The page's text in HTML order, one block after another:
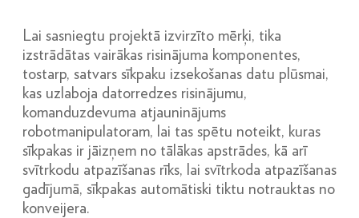
Lai sasniegtu projektā izvirzīto mērķi, tika
izstrādātas vairākas risinājuma komponentes,
tostarp, satvars sīkpaku izsekošanas datu plūsmai,
kas uzlaboja datorredzes risinājumu,
komanduzdevuma atjauninājums
robotmanipulatoram, lai tas spētu noteikt, kuras
sīkpakas ir jāizņem no tālākas apstrādes, kā arī
svītrkodu atpazīšanas rīks, lai svītrkoda atpazīšanas
gadījumā, sīkpakas automātiski tiktu notrauktas no
konveijera.